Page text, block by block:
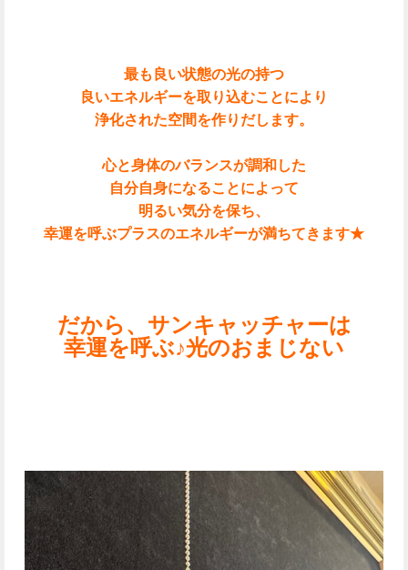
最も良い状態の光の持つ
良いエネルギーを取り込むことにより
浄化された空間を作りだします。
心と身体のバランスが調和した
自分自身になることによって
明るい気分を保ち、
幸運を呼ぶプラスのエネルギーが満ちてきます★
だから、サンキャッチャーは
幸運を呼ぶ♪光のおまじない